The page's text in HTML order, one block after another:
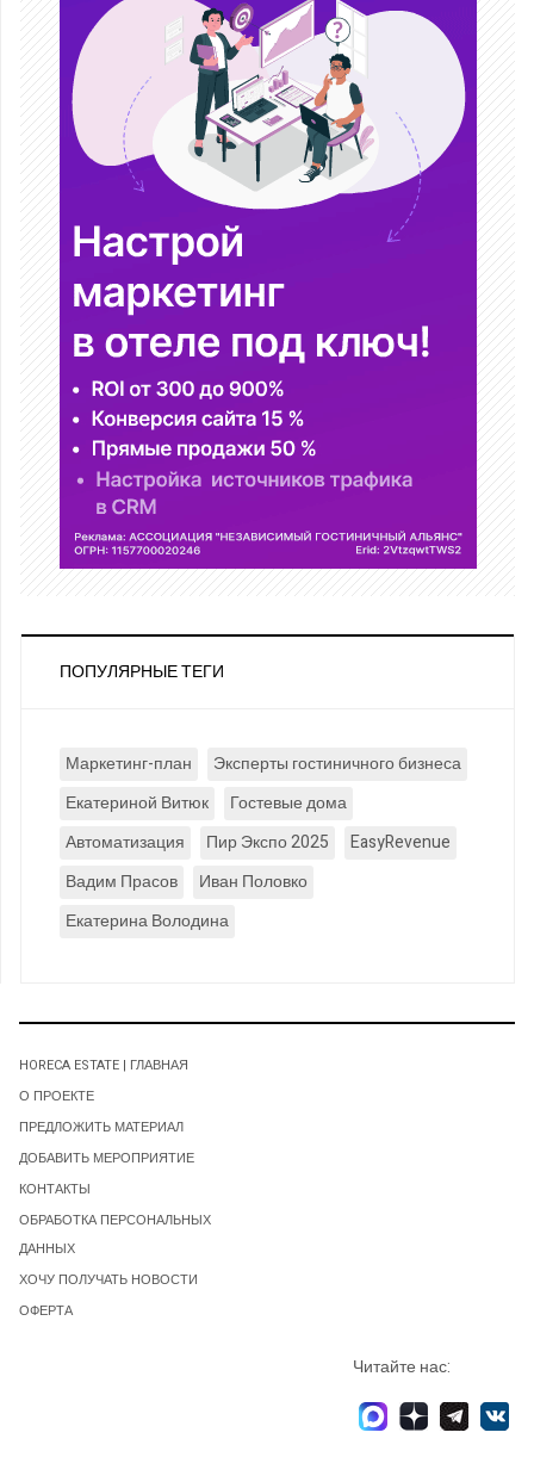
ПОПУЛЯРНЫЕ ТЕГИ
Маркетинг-план
Эксперты гостиничного бизнеса
Екатериной Витюк
Гостевые дома
Автоматизация
Пир Экспо 2025
EasyRevenue
Вадим Прасов
Иван Половко
Екатерина Володина
HORECA ESTATE | ГЛАВНАЯ
О ПРОЕКТЕ
ПРЕДЛОЖИТЬ МАТЕРИАЛ
ДОБАВИТЬ МЕРОПРИЯТИЕ
КОНТАКТЫ
ОБРАБОТКА ПЕРСОНАЛЬНЫХ
ДАННЫХ
ХОЧУ ПОЛУЧАТЬ НОВОСТИ
ОФЕРТА
Читайте нас: